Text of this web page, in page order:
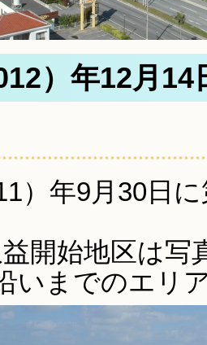
）年12月
）年9月30日
開始地区は
いまでのエリ